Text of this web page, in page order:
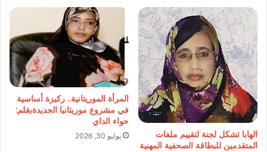
الهابا تشكل لجنة لتقييم ملفات
المتقدمين للبطاقة الصحفية المهنية
المرأة الموريتانية.. ركيزة أساسية
في مشروع موريتانيا الجديدةبقلم:
حواء الداي
يوليو 30, 2026